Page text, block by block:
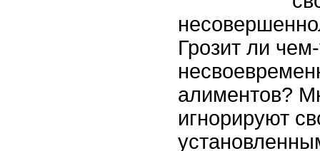
Грозит ли
алиментов?
игнорируют